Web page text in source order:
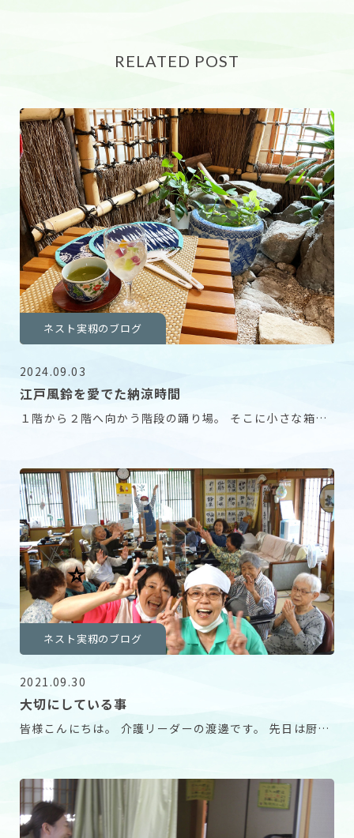
RELATED POST
ネスト実籾のブログ
2024.09.03
江戸風鈴を愛でた納涼時間
１階から２階へ向かう階段の踊り場。 そこに小さな箱庭
ネスト実籾のブログ
2021.09.30
大切にしている事
皆様こんにちは。 介護リーダーの渡邊です。 先日は厨房